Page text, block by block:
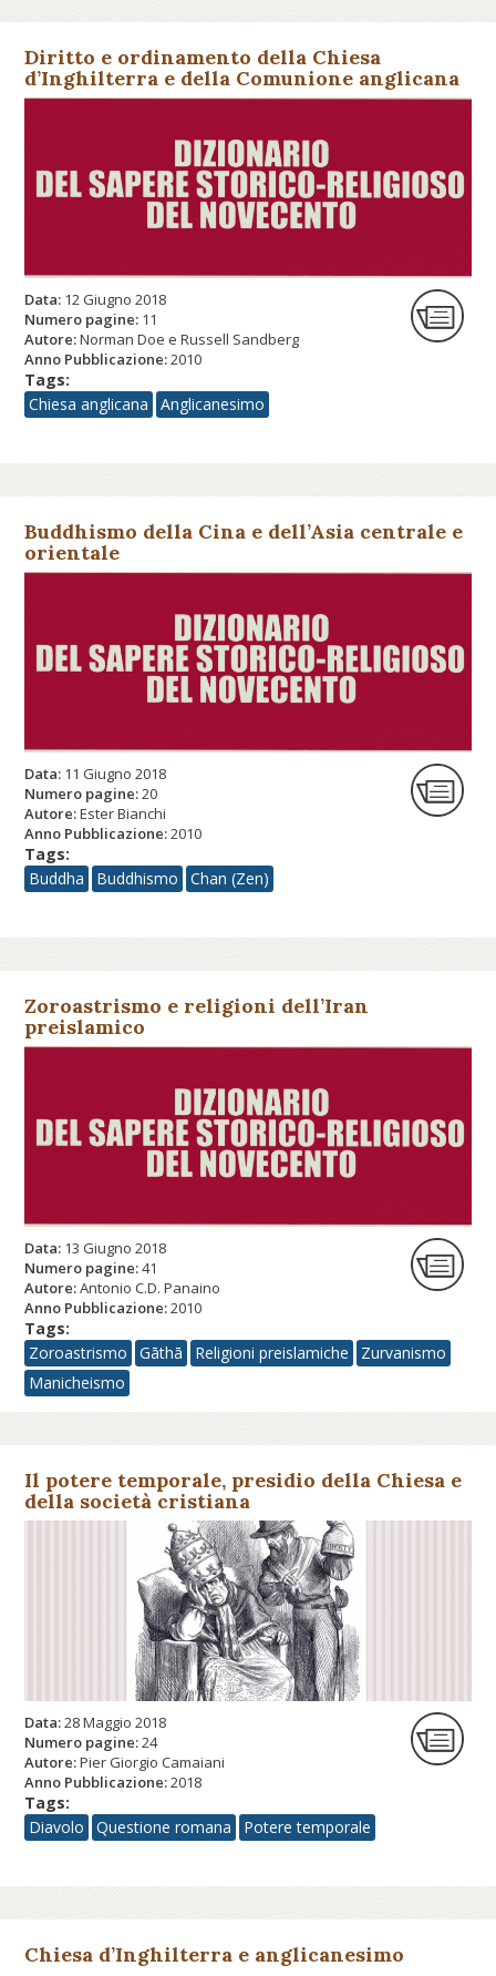
Diritto e ordinamento della Chiesa
d’Inghilterra e della Comunione anglicana
Data: 12 Giugno 2018
Numero pagine: 11
Autore:Norman Doe e Russell Sandberg
Anno Pubblicazione:2010
Tags:
Chiesa anglicana
Anglicanesimo
Buddhismo della Cina e dell’Asia centrale e
orientale
Data: 11 Giugno 2018
Numero pagine:20
Autore:Ester Bianchi
Anno Pubblicazione:2010
Tags:
Buddha
Buddhismo Chan (Zen)
Zoroastrismo e religioni dell’Iran
preislamico
Data: 13 Giugno 2018
Numero pagine:41
Autore:Antonio C.D. Panaino
Anno Pubblicazione:2010
Tags:
Zoroastrismo
Gāthā Religioni preislamiche
Zurvanismo
Manicheismo
Il potere temporale, presidio della Chiesa e
della società cristiana
Data:28 Maggio 2018
Numero pagine:24
Autore:Pier Giorgio Camaiani
Anno Pubblicazione:2018
Tags:
Diavolo
Questione romana Potere temporale
Chiesa d’Inghilterra e anglicanesimo